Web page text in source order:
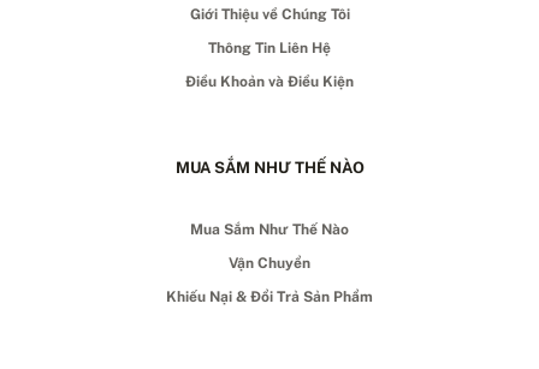
Giới Thiệu về Chúng Tôi
Thông Tin Liên Hệ
Điều Khoản và Điều Kiện
MUA SẮM NHƯ THẾ NÀO
Mua Sắm Như Thế Nào
Vận Chuyển
Khiếu Nại & Đổi Trả Sản Phẩm